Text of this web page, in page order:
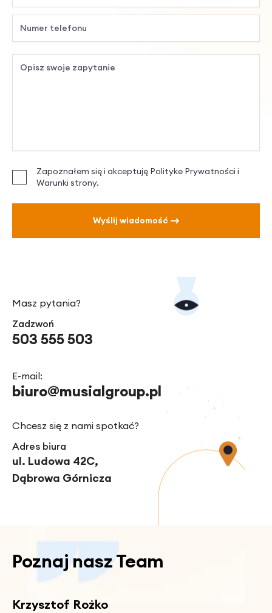
Zapoznałem się i akceptuję Polityke Prywatności i
Warunki strony.
Wyślij wiadomość
Masz pytania?
Zadzwoń
503 555 503
E-mail:
biuro@musialgroup.pl
Chcesz się z nami spotkać?
Adres biura
ul. Ludowa 42C,
Dąbrowa Górnicza
Poznaj nasz Team
Krzysztof Rożko